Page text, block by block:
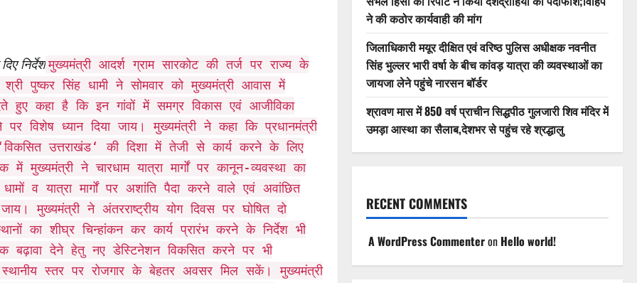
निर्देशमुख्यमंत्री आदर्श ग्राम सारकोट की तर्ज पर राज्य के
पुष्कर सिंह धामी ने सोमवार को मुख्यमंत्री आवास में
हुए कहा है कि इन गांवों में समग्र विकास एवं आजीविका
पर विशेष ध्यान दिया जाय। मुख्यमंत्री ने कहा कि प्रधानमंत्री
उत्तराखंड‘ की दिशा में तेजी से कार्य करने के लिए
मुख्यमंत्री ने चारधाम यात्रा मार्गों पर कानून-व्यवस्था का
व यात्रा मार्गों पर अशांति पैदा करने वाले एवं अवांछित
मुख्यमंत्री ने अंतरराष्ट्रीय योग दिवस पर घोषित दो
का शीघ्र चिन्हांकन कर कार्य प्रारंभ करने के निर्देश भी
बढ़ावा देने हेतु नए डेस्टिनेशन विकसित करने पर भी
स्थानीय स्तर पर रोजगार के बेहतर अवसर मिल सकें। मुख्यमंत्री
ने की कठोर कार्यवाही की मांग
जिलाधिकारी मयूर दीक्षित एवं वरिष्ठ पुलिस अधीक्षक नवनीत
सिंह भुल्लर भारी वर्षा के बीच कांवड़ यात्रा की व्यवस्थाओं का
जायजा लेने पहुंचे नारसन बॉर्डर
श्रावण मास में 850 वर्ष प्राचीन सिद्धपीठ गुलजारी शिव मंदिर में
उमड़ा आस्था का सैलाब,देशभर से पहुंच रहे श्रद्धालु
RECENT COMMENTS
A WordPress Commenteron Hello world!